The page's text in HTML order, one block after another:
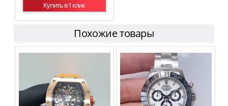
Купить в 1 клик
Похожие товары